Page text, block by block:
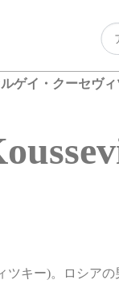
ルゲイ・クーセヴ
ツキー)。ロシア